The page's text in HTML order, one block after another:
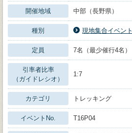
開催地域 中部（長野県）
種別 現地集合イベント
定員 7名（最少催行4名）
引率者比率
（ガイドレシオ）
1:7
カテゴリ トレッキング
イベントNo. T16P04